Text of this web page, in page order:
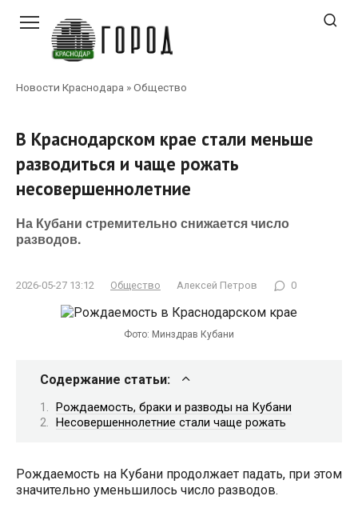
контенту
Новости Краснодара »Общество
В Краснодарском крае стали меньше
разводиться и чаще рожать
несовершеннолетние
На Кубани стремительно снижается число
разводов.
2026-05-27 13:12 Общество Алексей Петров 0
Фото: Минздрав Кубани
Содержание статьи:
Рождаемость, браки и разводы на Кубани
Несовершеннолетние стали чаще рожать
Рождаемость на Кубани продолжает падать, при этом
значительно уменьшилось число разводов.